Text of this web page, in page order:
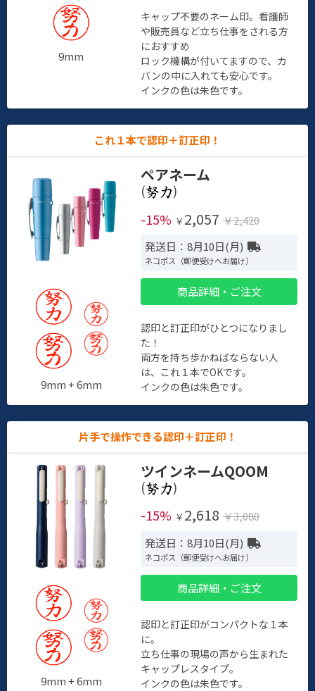
9mm
キャップ不要のネーム印。看護師
や販売員など立ち仕事をされる方
におすすめ
ロック機構が付いてますので、カ
バンの中に入れても安心です。
インクの色は朱色です。
これ１本で認印＋訂正印！
9mm + 6mm
ペアネーム
(
)
-15% ￥ 2,057 ￥2,420
発送日：8月10日(月)
ネコポス（郵便受けへお届け）
商品詳細・ご注文
認印と訂正印がひとつになりまし
た！
両方を持ち歩かねばならない人
は、これ１本でOKです。
インクの色は朱色です。
片手で操作できる認印＋訂正印！
9mm + 6mm
ツインネームQOOM
(
)
-15% ￥ 2,618 ￥3,080
発送日：8月10日(月)
ネコポス（郵便受けへお届け）
商品詳細・ご注文
認印と訂正印がコンパクトな１本
に。
立ち仕事の現場の声から生まれた
キャップレスタイプ。
インクの色は朱色です。